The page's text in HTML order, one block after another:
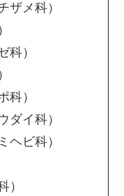
ザメ科）
科）
科）
ダイ科）
ヘビ科）
）